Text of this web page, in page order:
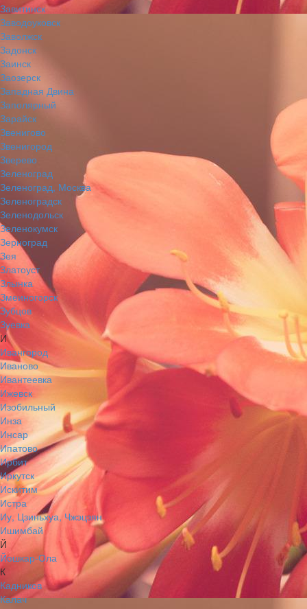
Завитинск
Заводоуковск
Заволжск
Задонск
Заинск
Заозерск
Западная Двина
Заполярный
Зарайск
Звенигово
Звенигород
Зверево
Зеленоград
Зеленоград, Москва
Зеленоградск
Зеленодольск
Зеленокумск
Зерноград
Зея
Златоуст
Злынка
Змеиногорск
Зубцов
Зуевка
И
Ивангород
Иваново
Ивантеевка
Ижевск
Изобильный
Инза
Инсар
Ипатово
Ирбит
Иркутск
Искитим
Истра
Иу, Цзиньхуа, Чжэцзян
Ишимбай
Й
Йошкар-Ола
К
Кадников
Калач